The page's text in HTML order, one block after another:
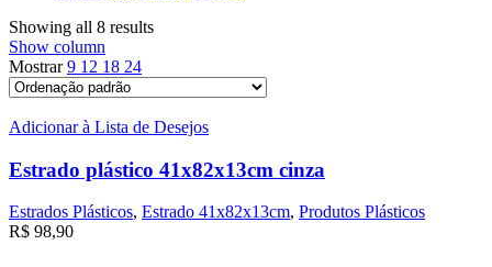
Showing all 8 results
Show column
Mostrar9 12 18 24
Adicionar à Lista de Desejos
Estrado plástico 41x82x13cm cinza
Estrados Plásticos, Estrado 41x82x13cm, Produtos Plásticos
R$ 98,90